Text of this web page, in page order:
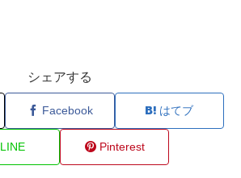
シェアする
Facebook はてブ
LINE Pinterest